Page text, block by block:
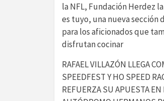
la NFL, Fundación Herdez
es tuyo, una nueva sección
para los aficionados que
disfrutan cocinar
RAFAEL VILLAZÓN LLEGA
SPEEDFEST Y HO SPEED
REFUERZA SU APUESTA EN